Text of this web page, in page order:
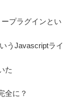
プラグインとい
うJavascriptライ
た
全に？